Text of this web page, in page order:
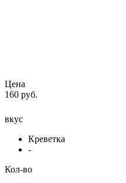
Цена
160 руб.
вкус
Креветка
-
Кол-во